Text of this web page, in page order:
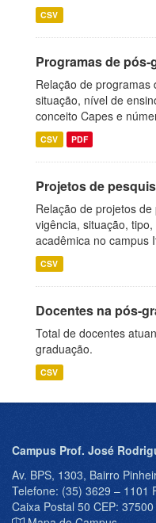
CSV
Programas de pós-
Relação de
situação, nível de
conceito Capes e
CSV PDF
Projetos de
Relação de projetos
vigência, situação,
acadêmica no campus
CSV
Docentes na pós-
Total de docentes
graduação.
CSV
Campus Prof. José
Av. BPS, 1303, Bairro
Telefone: (35) 3629 – 1101
Caixa Postal 50 CEP: